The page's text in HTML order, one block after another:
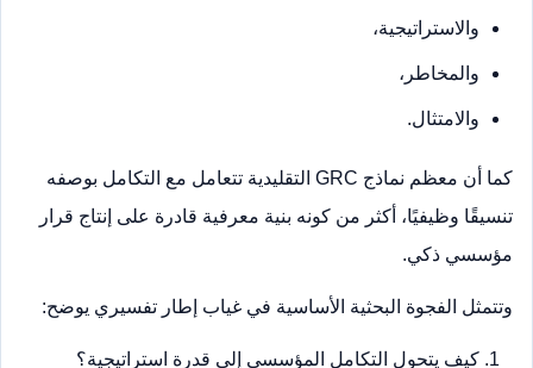
والاستراتيجية،
والمخاطر،
والامتثال.
كما أن معظم نماذج GRC التقليدية تتعامل مع التكامل بوصفه
تنسيقًا وظيفيًا، أكثر من كونه بنية معرفية قادرة على إنتاج قرار
مؤسسي ذكي.
وتتمثل الفجوة البحثية الأساسية في غياب إطار تفسيري يوضح:
كيف يتحول التكامل المؤسسي إلى قدرة استراتيجية؟